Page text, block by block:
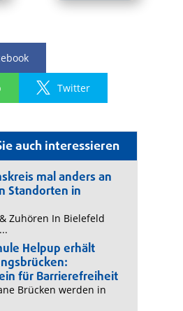
auch interessieren
mal anders an
Standorten in
Zuhören In Bielefeld
Helpup erhält
für Barrierefreiheit
Brücken werden in
Twitter